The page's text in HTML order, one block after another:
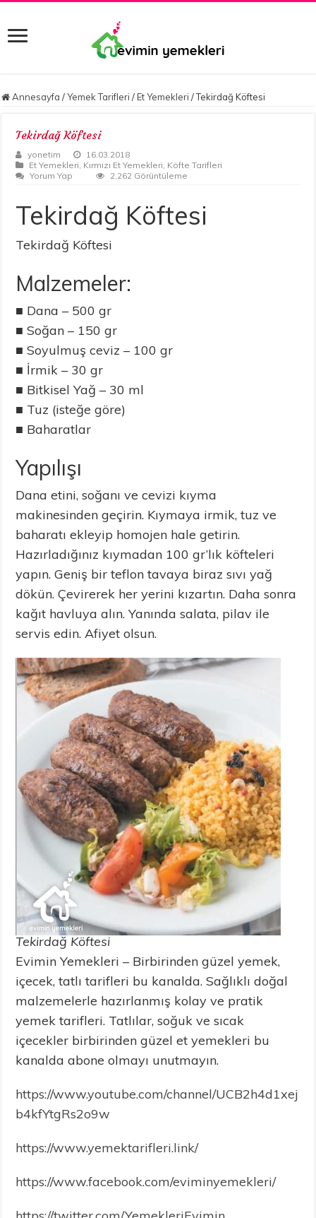
Annesayfa / Yemek Tarifleri / Et Yemekleri / Tekirdağ Köftesi
Tekirdağ Köftesi
yonetim
16.03.2018
Et Yemekleri, Kırmızı Et Yemekleri, Köfte Tarifleri
Yorum Yap
2,262 Görüntüleme
Tekirdağ Köftesi
Tekirdağ Köftesi
Malzemeler:
■ Dana – 500 gr
■ Soğan – 150 gr
■ Soyulmuş ceviz – 100 gr
■ İrmik – 30 gr
■ Bitkisel Yağ – 30 ml
■ Tuz (isteğe göre)
■ Baharatlar
Yapılışı
Dana etini, soğanı ve cevizi kıyma
makinesinden geçirin. Kıymaya irmik, tuz ve
baharatı ekleyip homojen hale getirin.
Hazırladığınız kıymadan 100 gr’lık köfteleri
yapın. Geniş bir teflon tavaya biraz sıvı yağ
dökün. Çevirerek her yerini kızartın. Daha sonra
kağıt havluya alın. Yanında salata, pilav ile
servis edin. Afiyet olsun.
Tekirdağ Köftesi
Evimin Yemekleri – Birbirinden güzel yemek,
içecek, tatlı tarifleri bu kanalda. Sağlıklı doğal
malzemelerle hazırlanmış kolay ve pratik
yemek tarifleri. Tatlılar, soğuk ve sıcak
içecekler birbirinden güzel et yemekleri bu
kanalda abone olmayı unutmayın.
https://www.youtube.com/channel/UCB2h4d1xej
b4kfYtgRs2o9w
https://www.yemektarifleri.link/
https://www.facebook.com/eviminyemekleri/